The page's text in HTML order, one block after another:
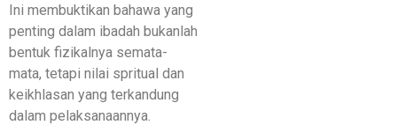
Ini membuktikan bahawa yang
penting dalam ibadah bukanlah
bentuk fizikalnya semata-
mata, tetapi nilai spritual dan
keikhlasan yang terkandung
dalam pelaksanaannya.